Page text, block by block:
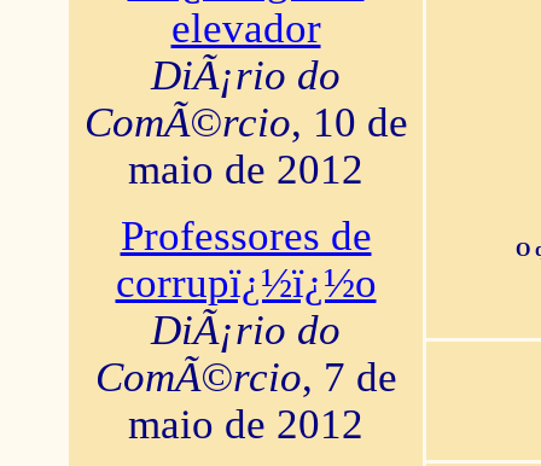
elevador
DiÃ¡rio do
ComÃ©rcio, 10 de
maio de 2012
Professores de
corrupï¿½ï¿½o
DiÃ¡rio do
ComÃ©rcio, 7 de
maio de 2012
O